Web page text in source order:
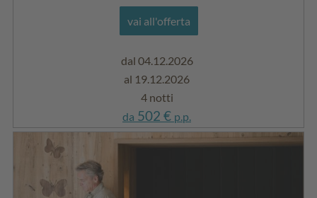
vai all'offerta
dal 04.12.2026
al 19.12.2026
4 notti
da 502 € p.p.